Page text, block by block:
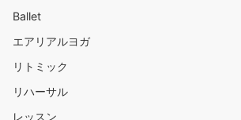
Ballet
エアリアルヨガ
リトミック
リハーサル
レッスン